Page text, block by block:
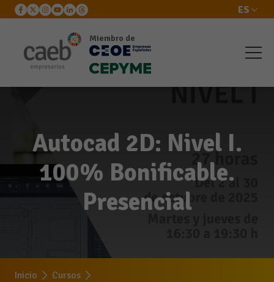
ES
Miembro de
Autocad 2D: Nivel I.
100% Bonificable.
Presencial
Inicio
Cursos